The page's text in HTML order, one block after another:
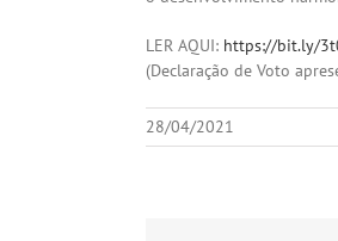
LER AQUI: https://bit.ly/
(Declaração de Voto
28/04/2021